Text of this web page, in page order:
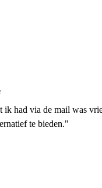
had via de mail was
te bieden."